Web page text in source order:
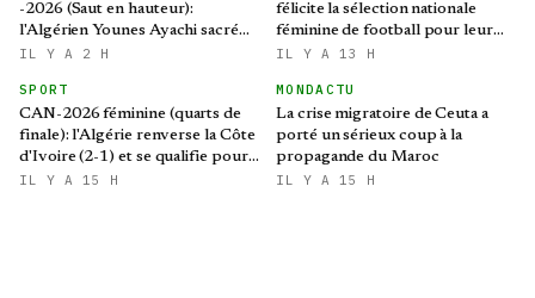
-2026 (Saut en hauteur):
l'Algérien Younes Ayachi sacré
champion du monde
IL Y A 2 H
félicite la sélection nationale
féminine de football pour leur
qualification au Mondial 2027 et
IL Y A 13 H
SPORT
CAN-2026 féminine (quarts de
finale): l'Algérie renverse la Côte
d'Ivoire (2-1) et se qualifie pour
le Mondial brésilien
IL Y A 15 H
MONDACTU
La crise migratoire de Ceuta a
porté un sérieux coup à la
propagande du Maroc
IL Y A 15 H